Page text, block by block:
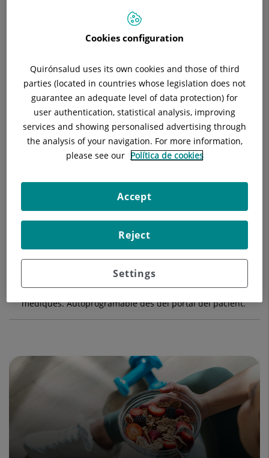
Descripció Equip Mèdic Ubicació
Hospitalització:
Visita diària de tots els pacients ingressats al servei els
Atenció a les urgències de pacients ingressats de 8 a
20h 365 dies al any.
Hospital de dia Insuficiència cardíaca i Pacient crònic
complex (PCC) principalment, a més de tractaments
endovenosos
Consulta externa: de dilluns a divendres segons agendes
mèdiques. Autoprogramable des del portal del pacient.
Cookies configuration
Quirónsalud uses its own cookies and those of third
parties (located in countries whose legislation does not
guarantee an adequate level of data protection) for
user authentication, statistical analysis, improving
services and showing personalised advertising through
the analysis of your navigation. For more information,
please see our Política de cookies
Settings
Reject
Accept